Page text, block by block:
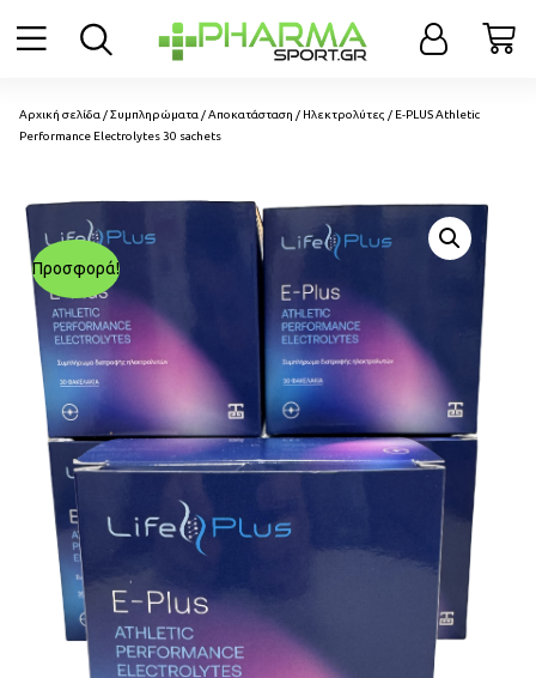
Αρχική σελίδα /Συμπληρώματα /Αποκατάσταση / Ηλεκτρολύτες / E-PLUS Athletic
Performance Electrolytes 30 sachets
Προσφορά!